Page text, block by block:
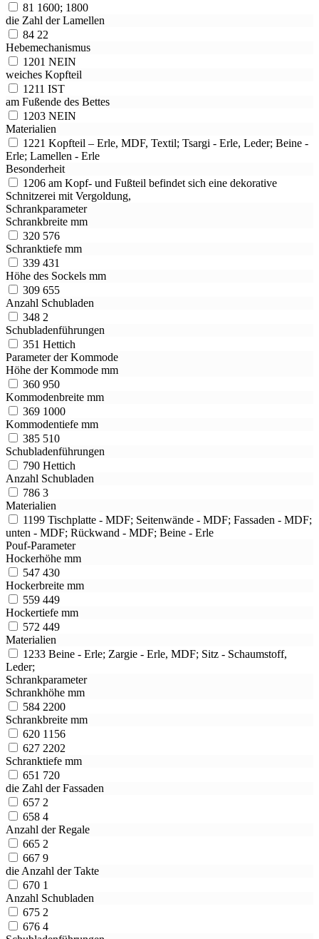
81 1600; 1800
die Zahl der Lamellen
84 22
Hebemechanismus
1201 NEIN
weiches Kopfteil
1211 IST
am Fußende des Bettes
1203 NEIN
Materialien
1221 Kopfteil – Erle, MDF, Textil; Tsargi - Erle, Leder; Beine -
Erle; Lamellen - Erle
Besonderheit
1206 am Kopf- und Fußteil befindet sich eine dekorative
Schnitzerei mit Vergoldung,
Schrankparameter
Schrankbreite mm
320 576
Schranktiefe mm
339 431
Höhe des Sockels mm
309 655
Anzahl Schubladen
348 2
Schubladenführungen
351 Hettich
Parameter der Kommode
Höhe der Kommode mm
360 950
Kommodenbreite mm
369 1000
Kommodentiefe mm
385 510
Schubladenführungen
790 Hettich
Anzahl Schubladen
786 3
Materialien
1199 Tischplatte - MDF; Seitenwände - MDF; Fassaden - MDF;
unten - MDF; Rückwand - MDF; Beine - Erle
Pouf-Parameter
Hockerhöhe mm
547 430
Hockerbreite mm
559 449
Hockertiefe mm
572 449
Materialien
1233 Beine - Erle; Zargie - Erle, MDF; Sitz - Schaumstoff,
Leder;
Schrankparameter
Schrankhöhe mm
584 2200
Schrankbreite mm
620 1156
627 2202
Schranktiefe mm
651 720
die Zahl der Fassaden
657 2
658 4
Anzahl der Regale
665 2
667 9
die Anzahl der Takte
670 1
Anzahl Schubladen
675 2
676 4